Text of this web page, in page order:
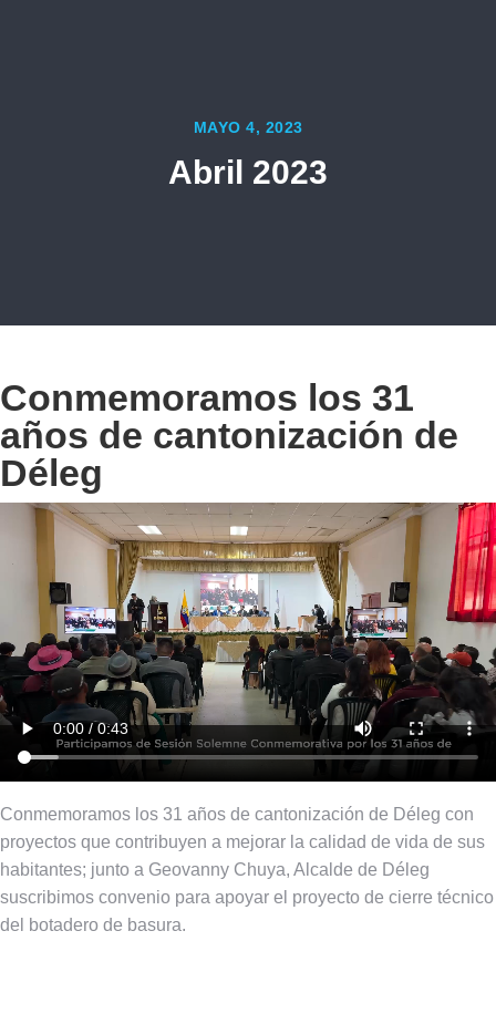
MAYO 4, 2023
Abril 2023
Conmemoramos los 31
años de cantonización de
Déleg
Conmemoramos los 31 años de cantonización de Déleg con
proyectos que contribuyen a mejorar la calidad de vida de sus
habitantes; junto a Geovanny Chuya, Alcalde de Déleg
suscribimos convenio para apoyar el proyecto de cierre técnico
del botadero de basura.